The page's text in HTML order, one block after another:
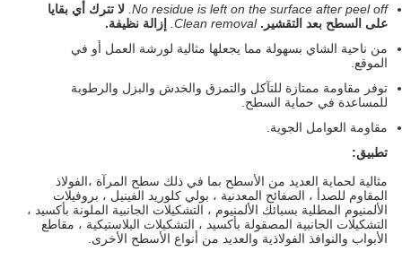
No residue is left on the surface after peel off.
لا تترك أي بقايا
على السطح بعد التقشير. Clean removal.
إزالة نظيفة.
من ناحية الشاي بسهولة مما يجعلها مثالية لورشة العمل أو في
الموقع.
توفر مقاومة ممتازة للتآكل والتمزق والخدش والبزل والرطوبة
للمساعدة في حماية السطح.
مقاومة العوامل الجوية.
تطبيق:
مثالية لحماية العديد من الأسطح بما في ذلك سطح المرآة ، الفولاذ
المقاوم للصدأ ، الصفائح المعدنية ، بولي كلوريد الفينيل ، بروفيلات
الألمنيوم المطلية بسبائك الألمنيوم ، التشكيلات الجانبية الملونة بأكسيد ،
التشكيلات الجانبية المصقولة بأكسيد ، التشكيلات البلاستيكية ، مقاطع
الأبواب والنوافذ الفولاذية والعديد من أنواع الأسطح الأخرى.